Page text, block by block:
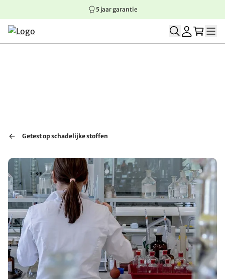
Springen naar hoofdinhoud
Springen naar hoofdnavigatie
Springen naar voettekst
5 jaar garantie
Getest op schadelijke stoffen